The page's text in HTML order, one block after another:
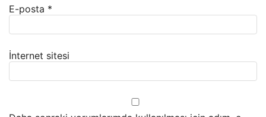
E-posta *
İnternet sitesi